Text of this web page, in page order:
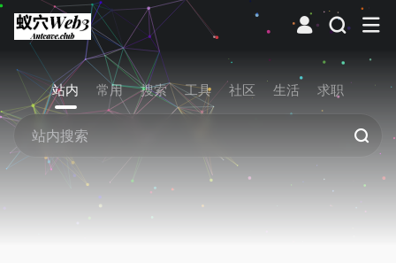
站内 常用 搜索 工具 社区 生活 求职